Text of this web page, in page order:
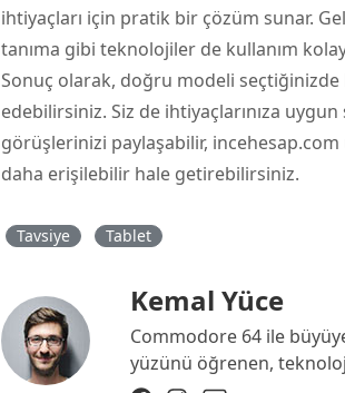
ihtiyaçları için pratik bir çözüm sunar.
tanıma gibi teknolojiler de kullanım
Sonuç olarak, doğru modeli
edebilirsiniz. Siz de ihtiyaçlarınıza
görüşlerinizi paylaşabilir,
daha erişilebilir hale getirebilirsiniz.
Tavsiye Tablet
Kemal Yüce
Commodore 64 ile
yüzünü öğrenen,